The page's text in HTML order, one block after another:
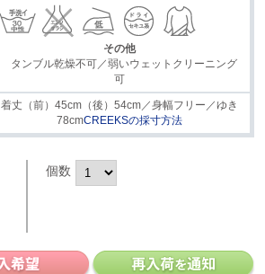
その他
タンブル乾燥不可／弱いウェットクリーニング
可
着丈（前）45cm（後）54cm／身幅フリー／ゆき
78cmCREEKSの採寸方法
個数